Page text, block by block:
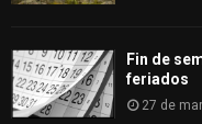
Fin de
feriados
27 de